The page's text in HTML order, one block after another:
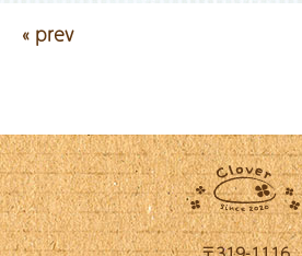
« prev